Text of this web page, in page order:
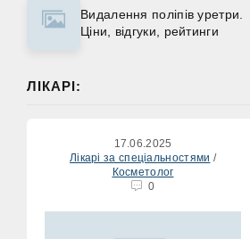
Видалення поліпів уретри.
Ціни, відгуки, рейтинги
ЛІКАРІ:
17.06.2025
Лікарі за спеціальностями /
Косметолог
0